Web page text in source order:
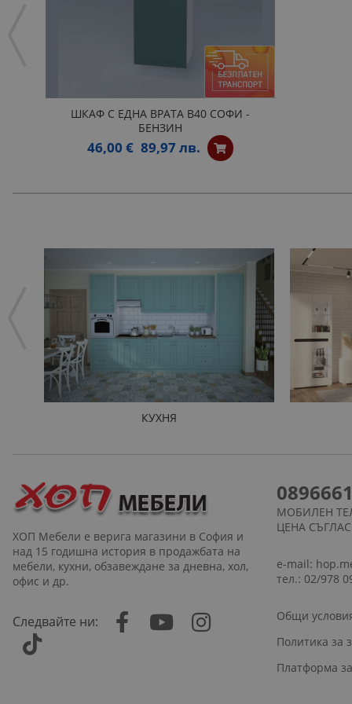
ШКАФ С ЕДНА ВРАТА B40 СОФИ -
БЕНЗИН
46,00 € 89,97 лв.
КУХНЯ
ХОП Мебели е верига магазини в София и
над 15 годишна история в продажбата на
мебели, кухни, обзавеждане за дневна, хол,
офис и др.
Следвайте ни:
МОБИЛЕН
ЦЕНА
e-mail:
тел.: 02/978
Общи
Политика за
Платформа